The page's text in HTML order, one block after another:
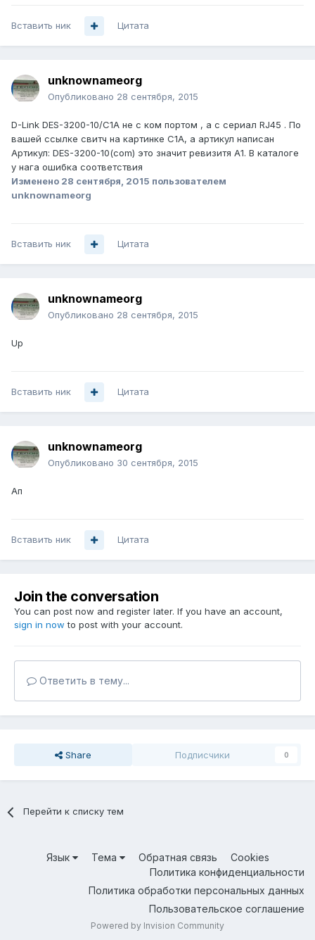
Вставить ник Цитата
unknownameorg
Опубликовано 28 сентября, 2015
D-Link DES-3200-10/C1A не с ком портом , а с сериал RJ45 . По
вашей ссылке свитч на картинке C1A, а артикул написан
Артикул: DES-3200-10(com) это значит ревизитя A1. В каталоге
у нага ошибка соответствия
Изменено 28 сентября, 2015 пользователем
unknownameorg
Вставить ник Цитата
unknownameorg
Опубликовано 28 сентября, 2015
Up
Вставить ник Цитата
unknownameorg
Опубликовано 30 сентября, 2015
Ап
Вставить ник Цитата
Join the conversation
You can post now and register later. If you have an account,
sign in now to post with your account.
Ответить в тему...
Share Подписчики 0
Перейти к списку тем
Язык Тема Обратная связь
Cookies
Политика конфиденциальности
Политика обработки персональных данных
Пользовательское соглашение
Powered by Invision Community